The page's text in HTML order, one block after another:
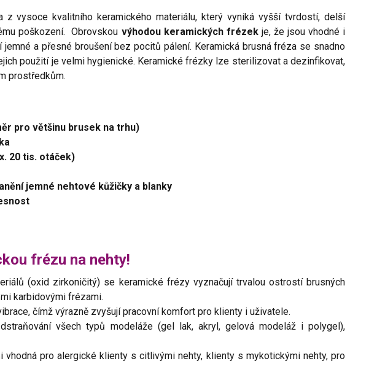
z vysoce kvalitního keramického materiálu, který vyniká vyšší tvrdostí, delší
poškození. Obrovskou výhodou keramických frézekje, že jsou vhodné i
a přesné broušení bez pocitů pálení. Keramická brusná fréza se snadno
použití je velmi hygienické. Keramické frézky lze sterilizovat a dezinfikovat,
prostředkům.
pro většinu brusek na trhu)
20 tis. otáček)
jemné nehtové kůžičky a blanky
frézu na nehty!
(oxid zirkoničitý) se keramické frézy vyznačují trvalou ostrostí brusných
karbidovými frézami.
čímž výrazně zvyšují pracovní komfort pro klienty i uživatele.
všech typů modeláže (gel lak, akryl, gelová modeláž i polygel),
pro alergické klienty s citlivými nehty, klienty s mykotickými nehty, pro